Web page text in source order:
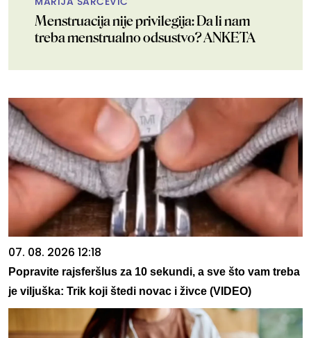
Menstruacija nije privilegija: Da li nam
treba menstrualno odsustvo? ANKETA
07. 08. 2026 12:18
Popravite rajsferšlus za 10 sekundi, a sve što vam treba
je viljuška: Trik koji štedi novac i živce (VIDEO)